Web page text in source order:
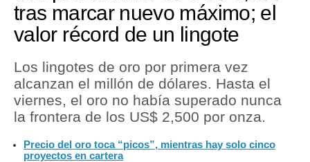
Mercados
Política
Tu Dinero
Finanzas Personales
tras marcar nuevo máximo; el
valor récord de un lingote
Los lingotes de oro por primera vez
alcanzan el millón de dólares. Hasta el
viernes, el oro no había superado nunca
la frontera de los US$ 2,500 por onza.
Precio del oro toca “picos”, mientras hay solo cinco
proyectos en cartera